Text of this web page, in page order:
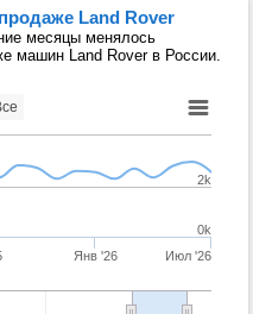
Land Rover
месяцы менялось
машин Land Rover в России.
Янв '26 Июл '26
2k
0k